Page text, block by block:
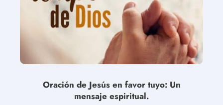
Oración de Jesús en favor tuyo: Un
mensaje espiritual.